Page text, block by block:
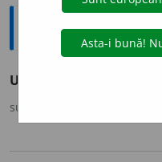
Sinonime
ULTRAGI
sursa: